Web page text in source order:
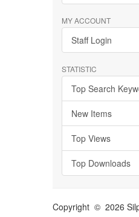
MY ACCOUNT
Staff Login
STATISTIC
Top Search
New Items
Top Views
Top Downloads
Copyright © 2026